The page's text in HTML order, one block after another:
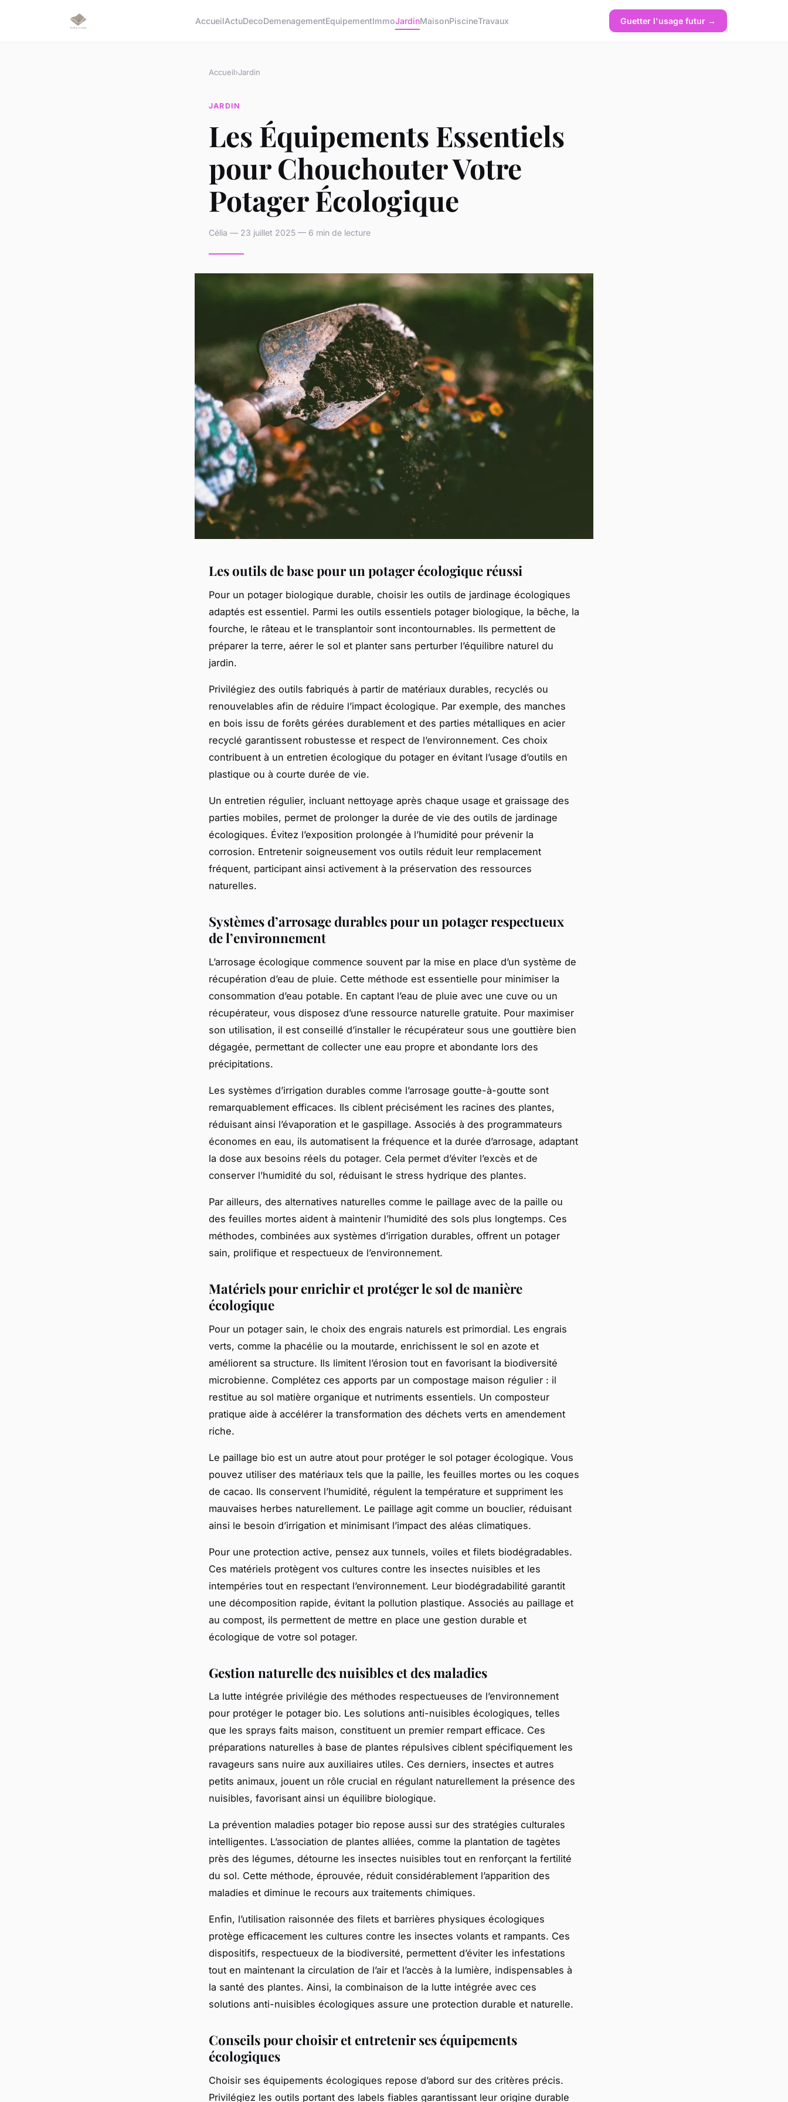
AccueilActuDecoDemenagementEquipementImmoJardinMaisonPiscineTravaux Guetter l'usage futur →
Accueil›Jardin
JARDIN
Les Équipements Essentiels
pour Chouchouter Votre
Potager Écologique
Célia — 23 juillet 2025 — 6 min de lecture
Les outils de base pour un potager écologique réussi
Pour un potager biologique durable, choisir les outils de jardinage écologiques
adaptés est essentiel. Parmi les outils essentiels potager biologique, la bêche, la
fourche, le râteau et le transplantoir sont incontournables. Ils permettent de
préparer la terre, aérer le sol et planter sans perturber l’équilibre naturel du
jardin.
Privilégiez des outils fabriqués à partir de matériaux durables, recyclés ou
renouvelables afin de réduire l’impact écologique. Par exemple, des manches
en bois issu de forêts gérées durablement et des parties métalliques en acier
recyclé garantissent robustesse et respect de l’environnement. Ces choix
contribuent à un entretien écologique du potager en évitant l’usage d’outils en
plastique ou à courte durée de vie.
Un entretien régulier, incluant nettoyage après chaque usage et graissage des
parties mobiles, permet de prolonger la durée de vie des outils de jardinage
écologiques. Évitez l’exposition prolongée à l’humidité pour prévenir la
corrosion. Entretenir soigneusement vos outils réduit leur remplacement
fréquent, participant ainsi activement à la préservation des ressources
naturelles.
Systèmes d’arrosage durables pour un potager respectueux
de l’environnement
L’arrosage écologique commence souvent par la mise en place d’un système de
récupération d’eau de pluie. Cette méthode est essentielle pour minimiser la
consommation d’eau potable. En captant l’eau de pluie avec une cuve ou un
récupérateur, vous disposez d’une ressource naturelle gratuite. Pour maximiser
son utilisation, il est conseillé d’installer le récupérateur sous une gouttière bien
dégagée, permettant de collecter une eau propre et abondante lors des
précipitations.
Les systèmes d’irrigation durables comme l’arrosage goutte-à-goutte sont
remarquablement efficaces. Ils ciblent précisément les racines des plantes,
réduisant ainsi l’évaporation et le gaspillage. Associés à des programmateurs
économes en eau, ils automatisent la fréquence et la durée d’arrosage, adaptant
la dose aux besoins réels du potager. Cela permet d’éviter l’excès et de
conserver l’humidité du sol, réduisant le stress hydrique des plantes.
Par ailleurs, des alternatives naturelles comme le paillage avec de la paille ou
des feuilles mortes aident à maintenir l’humidité des sols plus longtemps. Ces
méthodes, combinées aux systèmes d’irrigation durables, offrent un potager
sain, prolifique et respectueux de l’environnement.
Matériels pour enrichir et protéger le sol de manière
écologique
Pour un potager sain, le choix des engrais naturels est primordial. Les engrais
verts, comme la phacélie ou la moutarde, enrichissent le sol en azote et
améliorent sa structure. Ils limitent l’érosion tout en favorisant la biodiversité
microbienne. Complétez ces apports par un compostage maison régulier : il
restitue au sol matière organique et nutriments essentiels. Un composteur
pratique aide à accélérer la transformation des déchets verts en amendement
riche.
Le paillage bio est un autre atout pour protéger le sol potager écologique. Vous
pouvez utiliser des matériaux tels que la paille, les feuilles mortes ou les coques
de cacao. Ils conservent l’humidité, régulent la température et suppriment les
mauvaises herbes naturellement. Le paillage agit comme un bouclier, réduisant
ainsi le besoin d’irrigation et minimisant l’impact des aléas climatiques.
Pour une protection active, pensez aux tunnels, voiles et filets biodégradables.
Ces matériels protègent vos cultures contre les insectes nuisibles et les
intempéries tout en respectant l’environnement. Leur biodégradabilité garantit
une décomposition rapide, évitant la pollution plastique. Associés au paillage et
au compost, ils permettent de mettre en place une gestion durable et
écologique de votre sol potager.
Gestion naturelle des nuisibles et des maladies
La lutte intégrée privilégie des méthodes respectueuses de l’environnement
pour protéger le potager bio. Les solutions anti-nuisibles écologiques, telles
que les sprays faits maison, constituent un premier rempart efficace. Ces
préparations naturelles à base de plantes répulsives ciblent spécifiquement les
ravageurs sans nuire aux auxiliaires utiles. Ces derniers, insectes et autres
petits animaux, jouent un rôle crucial en régulant naturellement la présence des
nuisibles, favorisant ainsi un équilibre biologique.
La prévention maladies potager bio repose aussi sur des stratégies culturales
intelligentes. L’association de plantes alliées, comme la plantation de tagètes
près des légumes, détourne les insectes nuisibles tout en renforçant la fertilité
du sol. Cette méthode, éprouvée, réduit considérablement l’apparition des
maladies et diminue le recours aux traitements chimiques.
Enfin, l’utilisation raisonnée des filets et barrières physiques écologiques
protège efficacement les cultures contre les insectes volants et rampants. Ces
dispositifs, respectueux de la biodiversité, permettent d’éviter les infestations
tout en maintenant la circulation de l’air et l’accès à la lumière, indispensables à
la santé des plantes. Ainsi, la combinaison de la lutte intégrée avec ces
solutions anti-nuisibles écologiques assure une protection durable et naturelle.
Conseils pour choisir et entretenir ses équipements
écologiques
Choisir ses équipements écologiques repose d’abord sur des critères précis.
Privilégiez les outils portant des labels fiables garantissant leur origine durable